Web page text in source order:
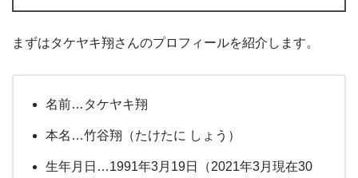
まずはタケヤキ翔さんのプロフィールを紹介します。
名前…タケヤキ翔
本名…竹谷翔（たけたに しょう）
生年月日…1991年3月19日（2021年3月現在30